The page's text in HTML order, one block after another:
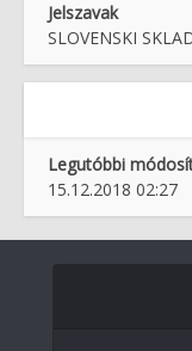
Jelszavak
SLOVENSKI
Legutóbbi
15.12.2018 02:27